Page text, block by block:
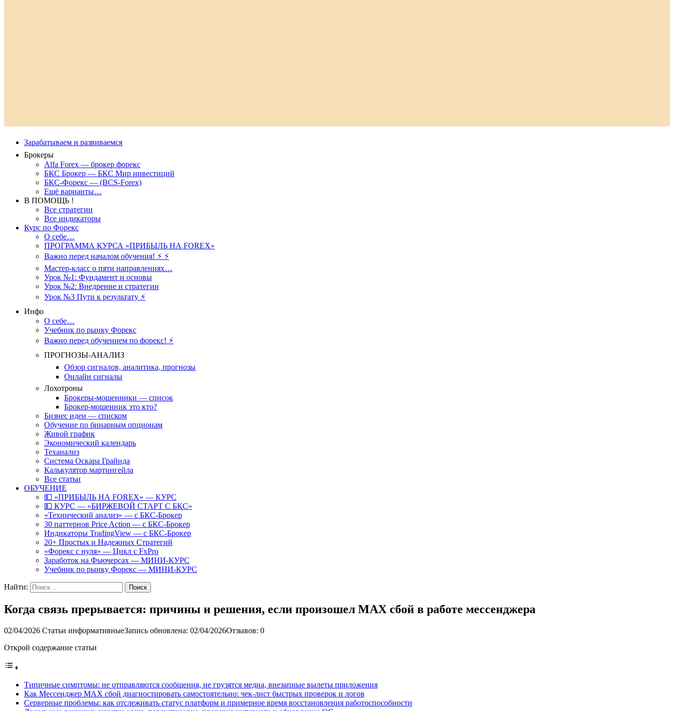
Зарабатываем и развиваемся
Брокеры
Alfa Forex — брокер форекс
БКС Брокер — БКС Мир инвестиций
БКС-Форекс — (BCS-Forex)
Ещё варианты…
В ПОМОЩЬ !
Все стратегии
Все индикаторы
Курс по Форекс
О себе…
ПРОГРАММА КУРСА «ПРИБЫЛЬ НА FOREX»
Важно перед началом обучения! ⚡ ⚡
Мастер-класс о пяти направлениях…
Урок №1: Фундамент и основы
Урок №2: Внедрение и стратегии
Урок №3 Пути к результату ⚡️
Инфо
О себе…
Учебник по рынку Форекс
Важно перед обучением по форекс! ⚡
ПРОГНОЗЫ-АНАЛИЗ
Обзор сигналов, аналитика, прогнозы
Онлайн сигналы
Лохотроны
Брокеры-мошенники — список
Брокер-мошенник это кто?
Бизнес идеи — списком
Обучение по бинарным опционам
Живой график
Экономический календарь
Теханализ
Система Оскара Грайнда
Калькулятор мартингейла
Все статьи
ОБУЧЕНИЕ
💵 «ПРИБЫЛЬ НА FOREX» — КУРС
💵 КУРС — «БИРЖЕВОЙ СТАРТ С БКС»
«Технический анализ» — с БКС-Брокер
30 паттернов Price Action — с БКС-Брокер
Индикаторы TradingView — с БКС-Брокер
20+ Простых и Надежных Стратегий
«Форекс с нуля» — Цикл с FxPro
Заработок на Фьючерсах — МИНИ-КУРС
Учебник по рынку Форекс — МИНИ-КУРС
Найти:
Когда связь прерывается: причины и решения, если произошел MAX сбой в работе мессенджера
02/04/2026 Статьи информативныеЗапись обновлена: 02/04/2026Отзывов: 0
Открой содержание статьи
Типичные симптомы: не отправляются сообщения, не грузятся медиа, внезапные вылеты приложения
Как Мессенджер MAX сбой диагностировать самостоятельно: чек-лист быстрых проверок и логов
Серверные проблемы: как отслеживать статус платформ и примерное время восстановления работоспособности